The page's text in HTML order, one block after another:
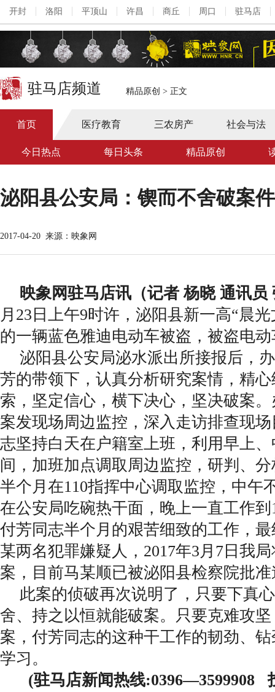
开封 洛阳 平顶山 许昌 商丘 周口 驻马店
驻马店频道 精品原创 > 正文
首页 医疗教育 三农房产 社会与法
今日热点 每日头条 精品原创
泌阳县公安局：锲而不舍破案件
2017-04-20 来源：映象网
映象网驻马店讯（记者 杨晓 通讯员
月23日上午9时许，泌阳县新一高“晨
的一辆蓝色雅迪电动车被盗，被盗电动
泌阳县公安局泌水派出所接报后，
芳的带领下，认真分析研究案情，精
索，坚定信心，横下决心，坚决破案
案发现场周边监控，深入走访排查现
志坚持白天在户籍室上班，利用早上
间，加班加点调取周边监控，研判、
半个月在110指挥中心调取监控，中午
在公安局吃碗热干面，晚上一直工作
付芳同志半个月的艰苦细致的工作，
某两名犯罪嫌疑人，2017年3月7日我
案，目前马某顺已被泌阳县检察院批
此案的侦破再次说明了，只要下真
舍、持之以恒就能破案。只要克难攻
案，付芳同志的这种干工作的韧劲、
学习。
(驻马店新闻热线:0396—3599908